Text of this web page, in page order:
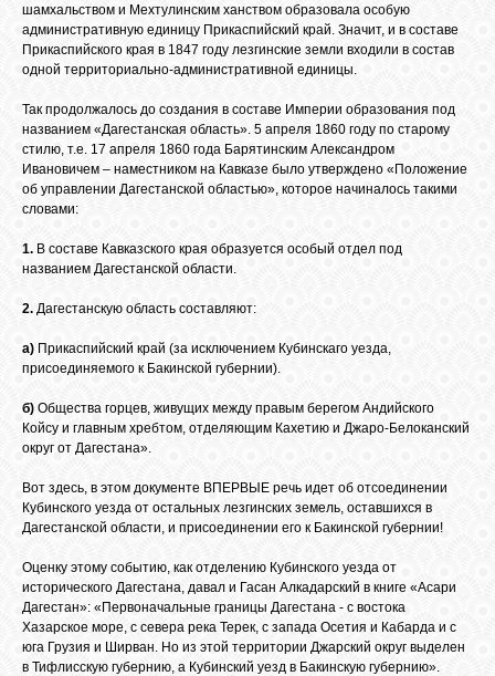
ОБЪЯВЛЕНИЯ
ОТВЕТЫ
КОНТАКТЫ
ВХОД
RSS
VK
GOOGLE+
FACEBOOK
шамхальством и Мехтулинским ханством образовала особую
административную единицу Прикаспийский край. Значит, и в составе
Прикаспийского края в 1847 году лезгинские земли входили в состав
одной территориально-административной единицы.
Так продолжалось до создания в составе Империи образования под
названием «Дагестанская область». 5 апреля 1860 году по старому
стилю, т.е. 17 апреля 1860 года Барятинским Александром
Ивановичем – наместником на Кавказе было утверждено «Положение
об управлении Дагестанской областью», которое начиналось такими
словами:
1. В составе Кавказского края образуется особый отдел под
названием Дагестанской области.
2. Дагестанскую область составляют:
а) Прикаспийский край (за исключением Кубинскаго уезда,
присоединяемого к Бакинской губернии).
б) Общества горцев, живущих между правым берегом Андийского
Койсу и главным хребтом, отделяющим Кахетию и Джаро-Белоканский
округ от Дагестана».
Вот здесь, в этом документе ВПЕРВЫЕ речь идет об отсоединении
Кубинского уезда от остальных лезгинских земель, оставшихся в
Дагестанской области, и присоединении его к Бакинской губернии!
Оценку этому событию, как отделению Кубинского уезда от
исторического Дагестана, давал и Гасан Алкадарский в книге «Асари
Дагестан»: «Первоначальные границы Дагестана - с востока
Хазарское море, с севера река Терек, с запада Осетия и Кабарда и с
юга Грузия и Ширван. Но из этой территории Джарский округ выделен
в Тифлисскую губернию, а Кубинский уезд в Бакинскую губернию».